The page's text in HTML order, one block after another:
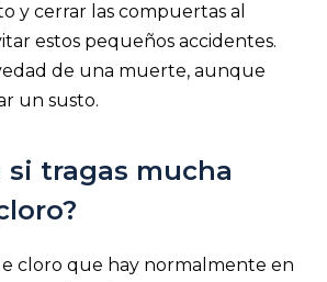
y cerrar las compuertas al
estos pequeños accidentes.
de una muerte, aunque
un susto.
si tragas mucha
cloro que hay normalmente en